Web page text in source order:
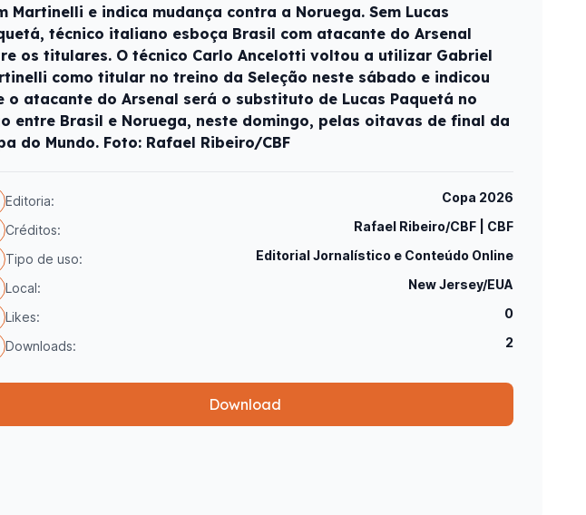
Martinelli e indica mudança contra a Noruega. Sem Lucas
técnico italiano esboça Brasil com atacante do Arsenal
os titulares. O técnico Carlo Ancelotti voltou a utilizar Gabriel
como titular no treino da Seleção neste sábado e indicou
o atacante do Arsenal será o substituto de Lucas Paquetá no
entre Brasil e Noruega, neste domingo, pelas oitavas de final da
do Mundo. Foto: Rafael Ribeiro/CBF
Editoria: Copa 2026
Créditos: Rafael Ribeiro/CBF | CBF
Tipo de uso: Editorial Jornalístico e Conteúdo Online
Local: New Jersey/EUA
Likes: 0
Downloads: 2
Download